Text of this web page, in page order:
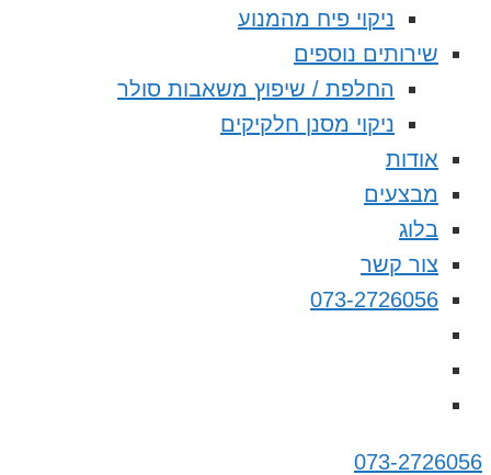
ניקוי פיח מהמנוע
שירותים נוספים
החלפת / שיפוץ משאבות סולר
ניקוי מסנן חלקיקים
אודות
מבצעים
בלוג
צור קשר
073-2726056
073-2726056